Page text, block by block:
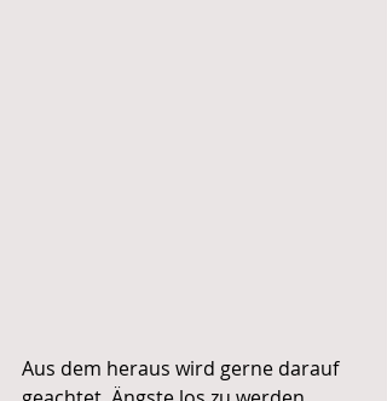
Aus dem heraus wird gerne darauf